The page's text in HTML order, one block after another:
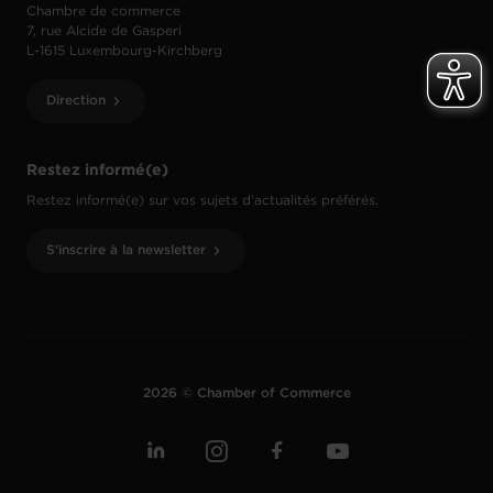
Restez informé(e)
Restez informé(e) sur vos sujets d’actualités préférés.
S'inscrire à la newsletter
Chambre de commerce
7, rue Alcide de Gasperi
L-1615 Luxembourg-Kirchberg
Direction
2026 © Chamber of Commerce